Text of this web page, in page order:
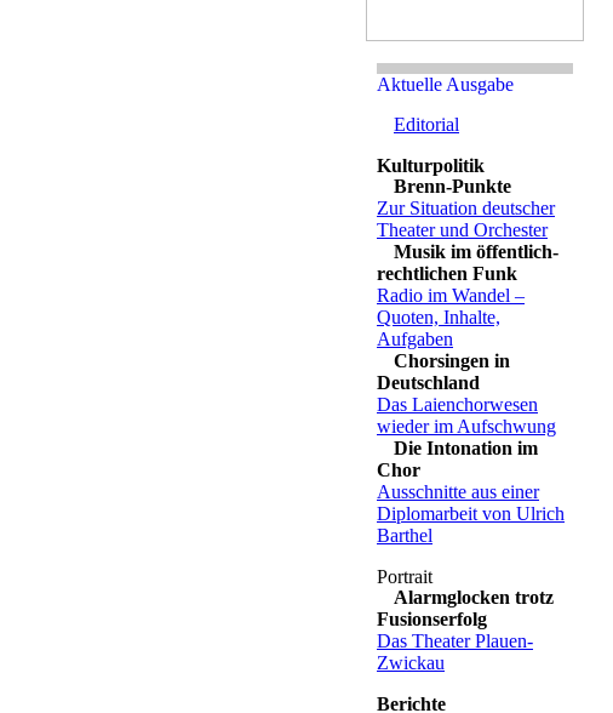
Editorial
Brenn-Punkte
Zur Situation deutscher
Theater und Orchester
Musik im öffentlich-
rechtlichen Funk
Radio im Wandel –
Quoten, Inhalte,
Aufgaben
Chorsingen in
Deutschland
Das Laienchorwesen
wieder im Aufschwung
Die Intonation im
Chor
Ausschnitte aus einer
Diplomarbeit von Ulrich
Barthel
Alarmglocken trotz
Fusionserfolg
Das Theater Plauen-
Zwickau